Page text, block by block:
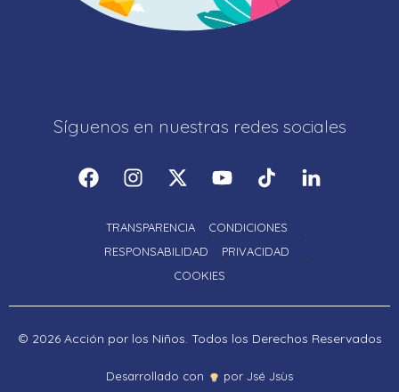
Síguenos en nuestras redes sociales
TRANSPARENCIA
CONDICIONES
RESPONSABILIDAD
PRIVACIDAD
COOKIES
Desarrollado con por Jsé Jsùs
© 2026 Acción por los Niños. Todos los Derechos Reservados
Please be advised that LiteSpeed Technologies Inc. is not a web